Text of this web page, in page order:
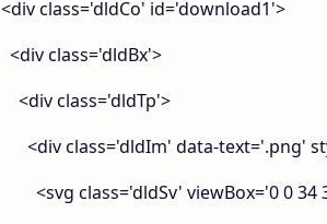
<div class='dldCo' id='download1'>
<div class='dldBx'>
<div class='dldTp'>
<div class='dldIm' data-text='.png'
<svg class='dldSv' viewBox='0 0 34